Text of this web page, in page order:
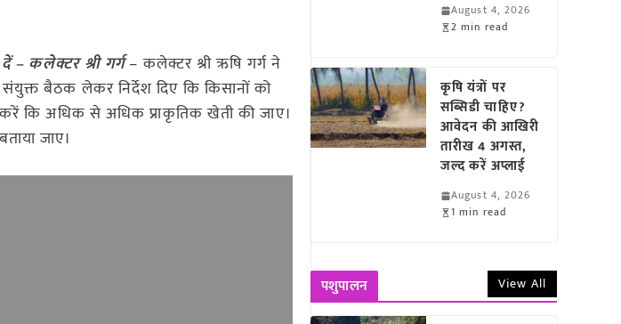
– कलेक्टर श्री गर्ग– कलेक्टर श्री ऋषि गर्ग ने
बैठक लेकर निर्देश दिए कि किसानों को
कि अधिक से अधिक प्राकृतिक खेती की जाए।
जाए।
August 4, 2026
2 min read
कृषि यंत्रों पर
सब्सिडी चाहिए?
आवेदन की आखिरी
तारीख 4 अगस्त,
जल्द करें अप्लाई
August 4, 2026
1 min read
पशुपालन View All